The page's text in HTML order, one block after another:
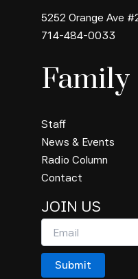
5252 Orange Ave
714-484-0033
Family
Staff
News & Events
Radio Column
Contact
JOIN US